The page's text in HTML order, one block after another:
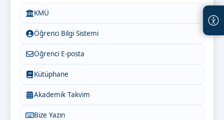
KMÜ
Öğrenci Bilgi Sistemi
Öğrenci E-posta
Kütüphane
Akademik Takvim
Bize Yazın